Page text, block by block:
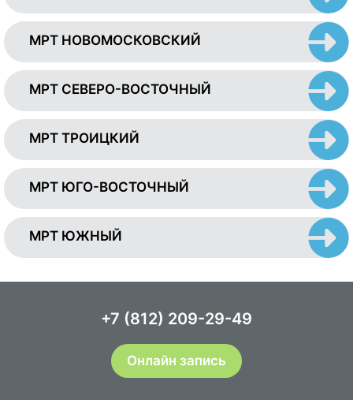
МРТ НОВОМОСКОВСКИЙ
МРТ СЕВЕРО-ВОСТОЧНЫЙ
МРТ ТРОИЦКИЙ
МРТ ЮГО-ВОСТОЧНЫЙ
МРТ ЮЖНЫЙ
+7 (812) 209-29-49
Онлайн запись